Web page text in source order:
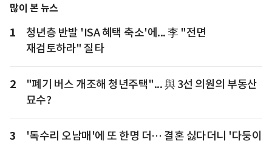
많이 본 뉴스
1
청년층 반발 'ISA 혜택 축소'에... 李 "전면
재검토하라" 질타
2
"폐기 버스 개조해 청년주택"... 與 3선 의원의 부동산
묘수?
3
'독수리 오남매'에 또 한명 더… 결혼 싫다더니 '다둥이